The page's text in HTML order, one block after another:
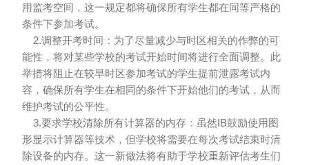
用监考空间，这一规定都将确保所有学生都在同等严格的
条件下参加考试。
2.调整开考时间：为了尽量减少与时区相关的作弊的可
能性，将对某些学校的考试开始时间将进行全面调整。此
举措将阻止在较早时区参加考试的学生提前泄露考试内
容，确保所有学生在相同的条件下开始他们的考试，从而
维护考试的公平性。
3.要求学校清除所有计算器的内存：虽然IB鼓励使用图
形显示计算器等技术，但学校将需要在每次考试结束时清
除设备的内存。这一新做法将有助于学校重新评估考生们